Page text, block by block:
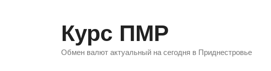
Курс ПМР
Обмен валют актуальный на сегодня в Приднестровье